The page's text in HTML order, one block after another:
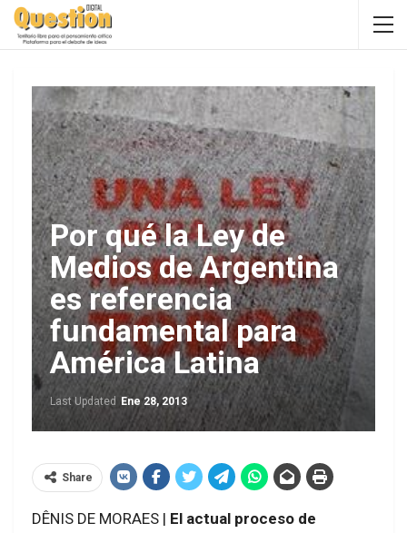
Por qué la Ley de
Medios de Argentina
es referencia
fundamental para
América Latina
Last Updated Ene 28, 2013
Share
DÊNIS DE MORAES | El actual proceso de